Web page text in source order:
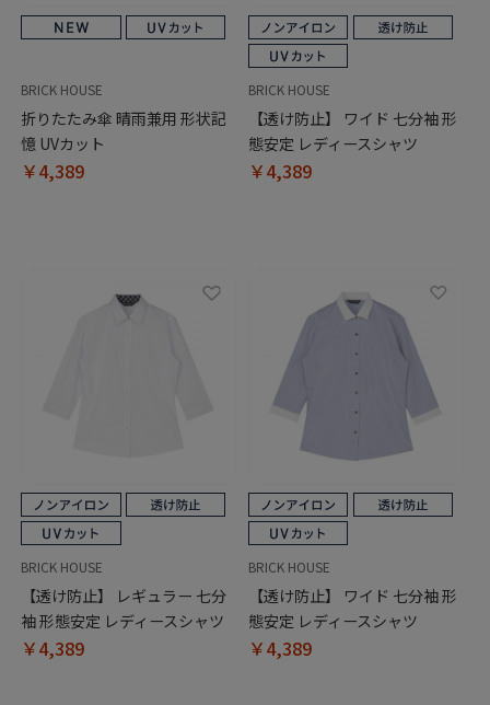
BRICK HOUSE
折りたたみ傘 晴雨兼用 形状記
憶 UVカット
￥4,389
BRICK HOUSE
【透け防止】 ワイド 七分袖 形
態安定 レディースシャツ
￥4,389
BRICK HOUSE
【透け防止】 レギュラー 七分
袖 形態安定 レディースシャツ
￥4,389
BRICK HOUSE
【透け防止】 ワイド 七分袖 形
態安定 レディースシャツ
￥4,389